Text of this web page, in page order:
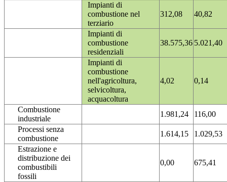
Impianti di
combustione nel
terziario
312,08 40,82
Impianti di
combustione
residenziali
38.575,36 5.021,40
Impianti di
combustione
nell'agricoltura,
selvicoltura,
acquacoltura
4,02 0,14
Combustione
industriale
1.981,24
116,00
Processi senza
combustione
1.614,15
1.029,53
Estrazione e
distribuzione dei
combustibili
fossili
0,00 675,41